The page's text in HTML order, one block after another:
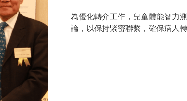
為優化轉介工作，兒童體能智力
論，以保持緊密聯繫，確保病人